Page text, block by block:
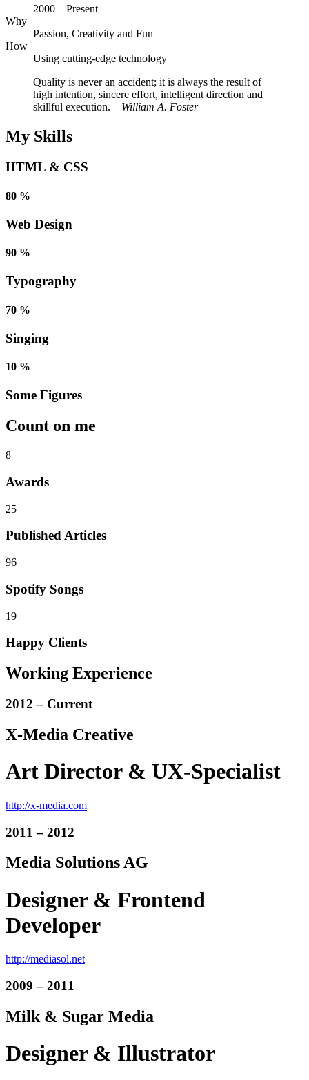
2000 – Present
Why
Passion, Creativity and Fun
How
Using cutting-edge technology
Quality is never an accident; it is always the result of
high intention, sincere effort, intelligent direction and
skillful execution. – William A. Foster
My Skills
HTML & CSS
80 %
Web Design
90 %
Typography
70 %
Singing
10 %
Some Figures
Count on me
8
Awards
25
Published Articles
96
Spotify Songs
19
Happy Clients
Working Experience
2012 – Current
X-Media Creative
Art Director & UX-Specialist
http://x-media.com
2011 – 2012
Media Solutions AG
Designer & Frontend
Developer
http://mediasol.net
2009 – 2011
Milk & Sugar Media
Designer & Illustrator